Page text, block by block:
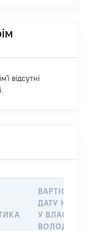
відсутні
ВАРТІСТЬ
ДАТУ
У